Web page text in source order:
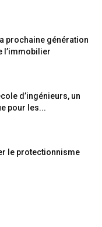
prochaine génération
l’immobilier
d’ingénieurs, un
pour les...
le protectionnisme